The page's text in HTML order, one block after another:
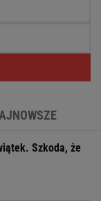
Szkoda, że